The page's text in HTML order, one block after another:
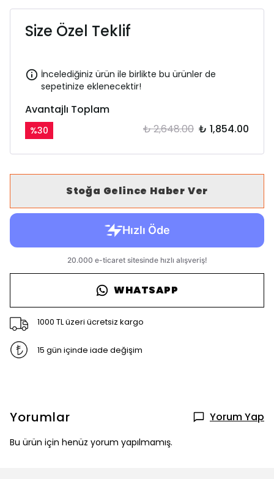
Size Özel Teklif
İncelediğiniz ürün ile birlikte bu ürünler de
sepetinize eklenecektir!
Avantajlı Toplam
%30 ₺ 2,648.00 ₺ 1,854.00
Stoğa Gelince Haber Ver
WHATSAPP
1000 TL üzeri ücretsiz kargo
15 gün içinde iade değişim
Yorumlar Yorum Yap
Bu ürün için henüz yorum yapılmamış.